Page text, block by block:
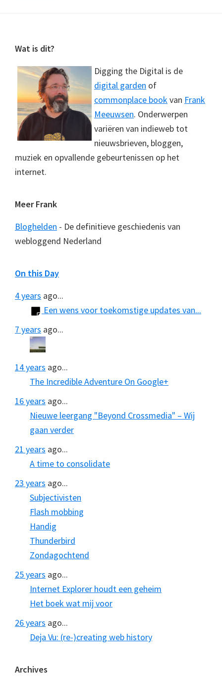
Footer
Wat is dit?
Digging the Digital is de
digital garden of
commonplace bookvan Frank
Meeuwsen. Onderwerpen
variëren van indieweb tot
nieuwsbrieven, bloggen,
muziek en opvallende gebeurtenissen op het
internet.
Meer Frank
Bloghelden - De definitieve geschiedenis van
webloggend Nederland
On this Day
4 years ago...
Een wens voor toekomstige updates van...
7 years ago...
14 years ago...
The Incredible Adventure On Google+
16 years ago...
Nieuwe leergang "Beyond Crossmedia" – Wij
gaan verder
21 years ago...
A time to consolidate
23 years ago...
Subjectivisten
Flash mobbing
Handig
Thunderbird
Zondagochtend
25 years ago...
Internet Explorer houdt een geheim
Het boek wat mij voor
26 years ago...
Deja Vu: (re-)creating web history
Archives